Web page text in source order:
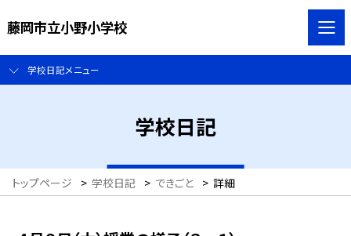
藤岡市立小野小学校
学校日記メニュー
学校日記
トップページ > 学校日記 > できごと > 詳細